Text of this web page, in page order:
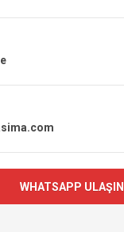
WHATSAPP ULAŞIN